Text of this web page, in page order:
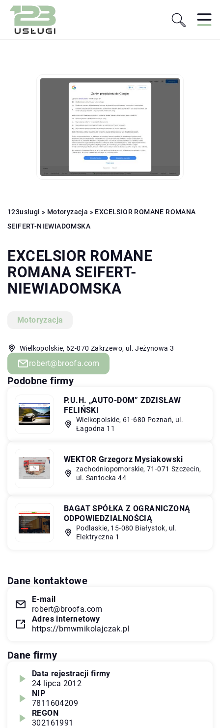
123uslugi » Motoryzacja » EXCELSIOR ROMANE ROMANA
SEIFERT-NIEWIADOMSKA
EXCELSIOR ROMANE
ROMANA SEIFERT-
NIEWIADOMSKA
Motoryzacja
Wielkopolskie, 62-070 Zakrzewo, ul. Jeżynowa 3
robert@broofa.com
Podobne firmy
P.U.H. „AUTO-DOM” ZDZISŁAW
FELIŃSKI
Wielkopolskie, 61-680 Poznań, ul.
Łagodna 11
WEKTOR Grzegorz Mysiakowski
zachodniopomorskie, 71-071 Szczecin,
ul. Santocka 44
BAGAT SPÓŁKA Z OGRANICZONĄ
ODPOWIEDZIALNOŚCIĄ
Podlaskie, 15-080 Białystok, ul.
Elektryczna 1
Dane kontaktowe
E-mail
robert@broofa.com
Adres internetowy
https://bmwmikolajczak.pl
Dane firmy
Data rejestracji firmy
24 lipca 2012
NIP
7811604209
REGON
302161991